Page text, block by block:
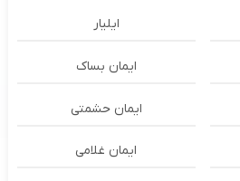
ایلیار
ایمان بساک
ایمان حشمتی
ایمان غلامی